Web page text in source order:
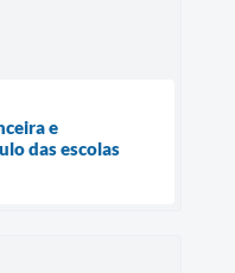
e
das escolas